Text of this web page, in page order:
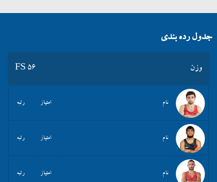
جدول رده بندی
وزن FS 56
نام امتیاز رتبه
نام امتیاز رتبه
نام امتیاز رتبه